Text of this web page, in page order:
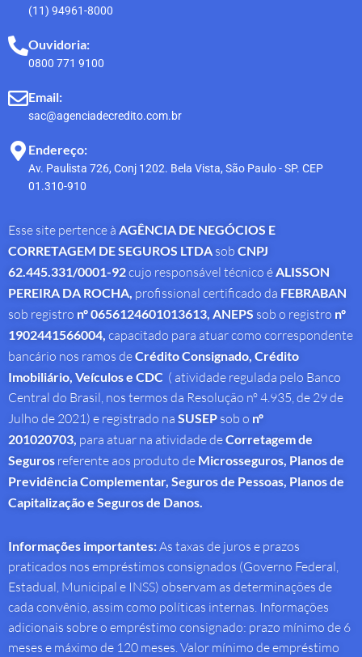
(11) 94961-8000
Ouvidoria:
0800 771 9100
Email:
sac@agenciadecredito.com.br
Endereço:
Av. Paulista 726, Conj 1202. Bela Vista, São Paulo - SP. CEP
01.310-910
Esse site pertence à AGÊNCIA DE NEGÓCIOS E
CORRETAGEM DE SEGUROS LTDA sob CNPJ
62.445.331/0001-92cujo responsável técnico é ALISSON
PEREIRA DA ROCHA profissional certificado da FEBRABAN
sob registro nº 0656124601013613, ANEPS sob o registro nº
1902441566004, capacitado para atuar como correspondente
bancário nos ramos deCrédito Consignado, Crédito
Imobiliário, Veículos e CDC ( atividade regulada pelo Banco
Central do Brasil, nos termos da Resolução nº 4.935, de 29 de
Julho de 2021) e registrado na SUSEP sob o nº
201020703, para atuar na atividade deCorretagem de
Seguros referente aos produto de Microsseguros, Planos de
Previdência Complementar, Seguros de Pessoas, Planos de
Capitalização e Seguros de Danos.
Informações importantes:As taxas de juros e prazos
praticados nos empréstimos consignados (Governo Federal,
Estadual, Municipal e INSS) observam as determinações de
cada convênio, assim como políticas internas. Informações
adicionais sobre o empréstimo consignado: prazo mínimo de 6
meses e máximo de 120 meses. Valor mínimo de empréstimo